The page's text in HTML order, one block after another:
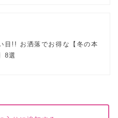
目!! お洒落でお得な【冬の本
8選